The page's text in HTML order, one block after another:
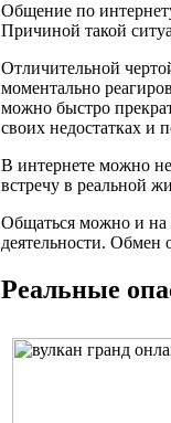
Общение по
Причиной такой
Отличительной
моментально
можно быстро
своих недостатках и
В интернете можно
встречу в реальной
Общаться можно и на
деятельности.
Реальные